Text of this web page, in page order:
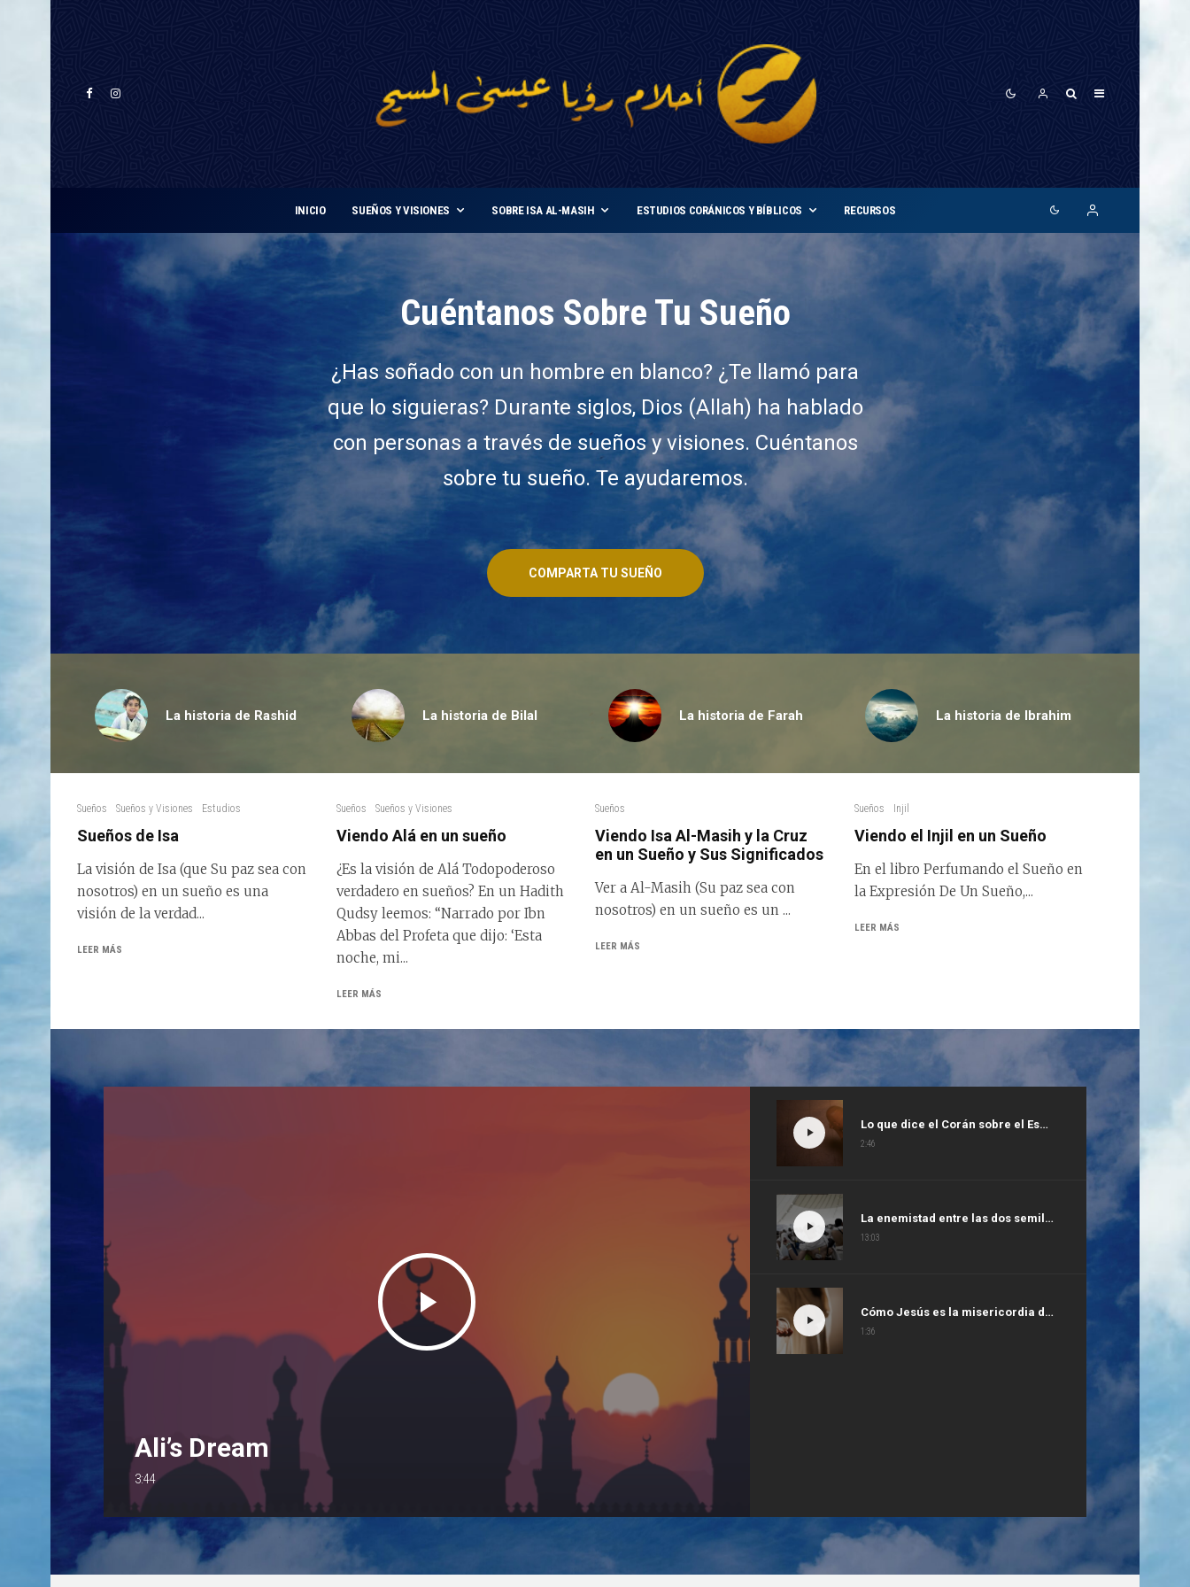
INICIO SUEÑOS Y VISIONES SOBRE ISA AL-MASIH ESTUDIOS CORÁNICOS Y BÍBLICOS RECURSOS
Cuéntanos Sobre Tu Sueño
¿Has soñado con un hombre en blanco? ¿Te llamó para
que lo siguieras? Durante siglos, Dios (Allah) ha hablado
con personas a través de sueños y visiones. Cuéntanos
sobre tu sueño. Te ayudaremos.
COMPARTA TU SUEÑO
La historia de Rashid La historia de Bilal La historia de Farah La historia de Ibrahim
Sueños Sueños y Visiones Estudios
Sueños de Isa
La visión de Isa (que Su paz sea con
nosotros) en un sueño es una
visión de la verdad...
LEER MÁS
Sueños Sueños y Visiones
Viendo Alá en un sueño
¿Es la visión de Alá Todopoderoso
verdadero en sueños? En un Hadith
Qudsy leemos: “Narrado por Ibn
Abbas del Profeta que dijo: ‘Esta
noche, mi...
LEER MÁS
Sueños
Viendo Isa Al-Masih y la Cruz
en un Sueño y Sus Significados
Ver a Al-Masih (Su paz sea con
nosotros) en un sueño es un ...
LEER MÁS
Sueños Injil
Viendo el Injil en un Sueño
En el libro Perfumando el Sueño en
la Expresión De Un Sueño,...
LEER MÁS
Ali’s Dream
3:44
Lo que dice el Corán sobre el Espíritu Santo
2:46
La enemistad entre las dos semillas
13:03
Cómo Jesús es la misericordia de Dios
1:36